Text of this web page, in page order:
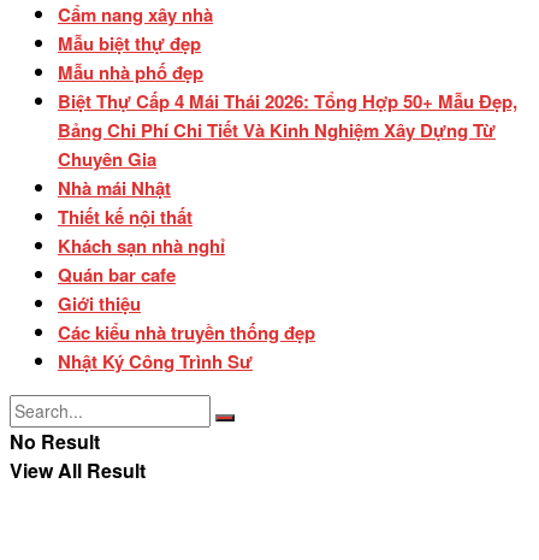
Cẩm nang xây nhà
Mẫu biệt thự đẹp
Mẫu nhà phố đẹp
Biệt Thự Cấp 4 Mái Thái 2026: Tổng Hợp 50+ Mẫu Đẹp,
Bảng Chi Phí Chi Tiết Và Kinh Nghiệm Xây Dựng Từ
Chuyên Gia
Nhà mái Nhật
Thiết kế nội thất
Khách sạn nhà nghỉ
Quán bar cafe
Giới thiệu
Các kiểu nhà truyền thống đẹp
Nhật Ký Công Trình Sư
No Result
View All Result